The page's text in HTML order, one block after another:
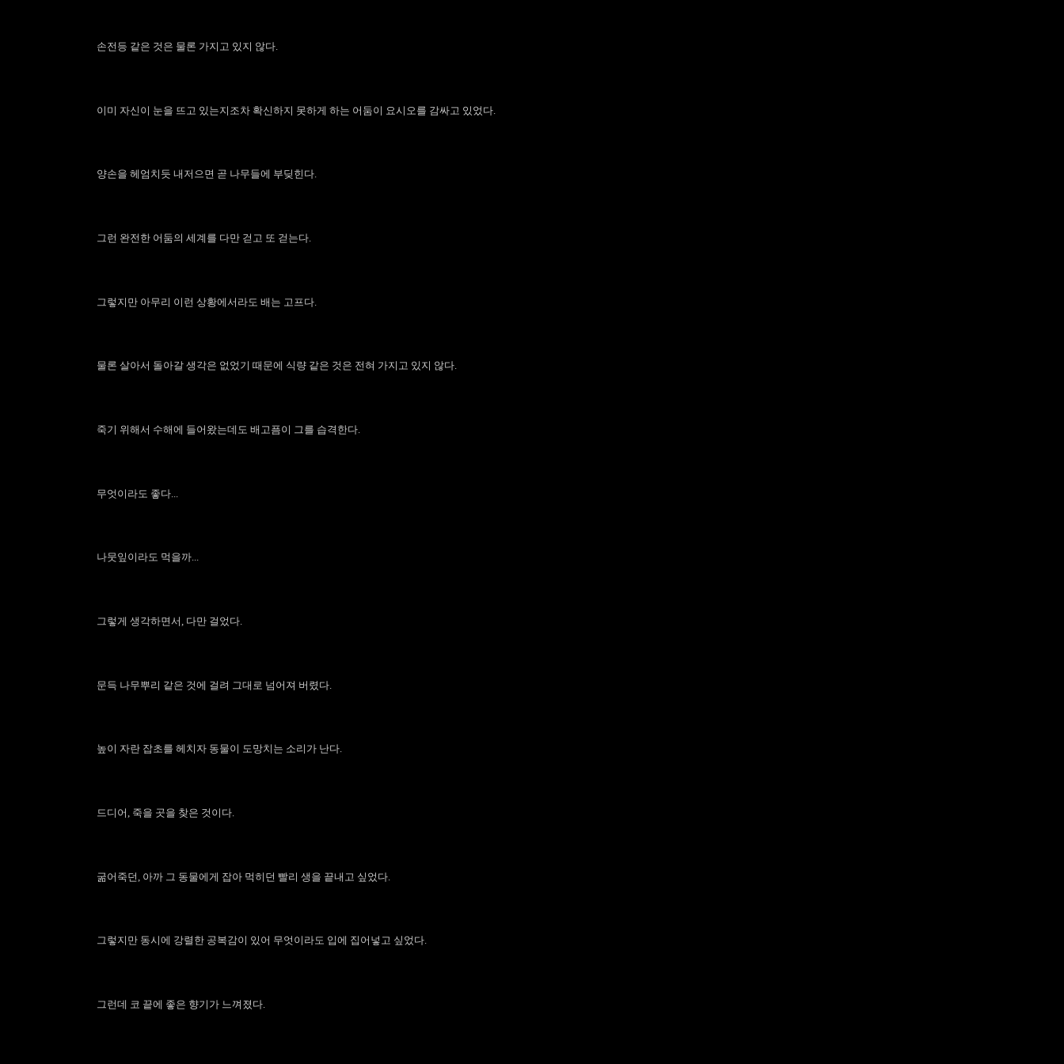
손전등 같은 것은 물론 가지고 있지 않다.
이미 자신이 눈을 뜨고 있는지조차 확신하지 못하게 하는 어둠이 요시오를 감싸고 있었다.
양손을 헤엄치듯 내저으면 곧 나무들에 부딪힌다.
그런 완전한 어둠의 세계를 다만 걷고 또 걷는다.
그렇지만 아무리 이런 상황에서라도 배는 고프다.
물론 살아서 돌아갈 생각은 없었기 때문에 식량 같은 것은 전혀 가지고 있지 않다.
죽기 위해서 수해에 들어왔는데도 배고픔이 그를 습격한다.
무엇이라도 좋다...
나뭇잎이라도 먹을까...
그렇게 생각하면서, 다만 걸었다.
문득 나무뿌리 같은 것에 걸려 그대로 넘어져 버렸다.
높이 자란 잡초를 헤치자 동물이 도망치는 소리가 난다.
드디어, 죽을 곳을 찾은 것이다.
굶어죽던, 아까 그 동물에게 잡아 먹히던 빨리 생을 끝내고 싶었다.
그렇지만 동시에 강렬한 공복감이 있어 무엇이라도 입에 집어넣고 싶었다.
그런데 코 끝에 좋은 향기가 느껴졌다.